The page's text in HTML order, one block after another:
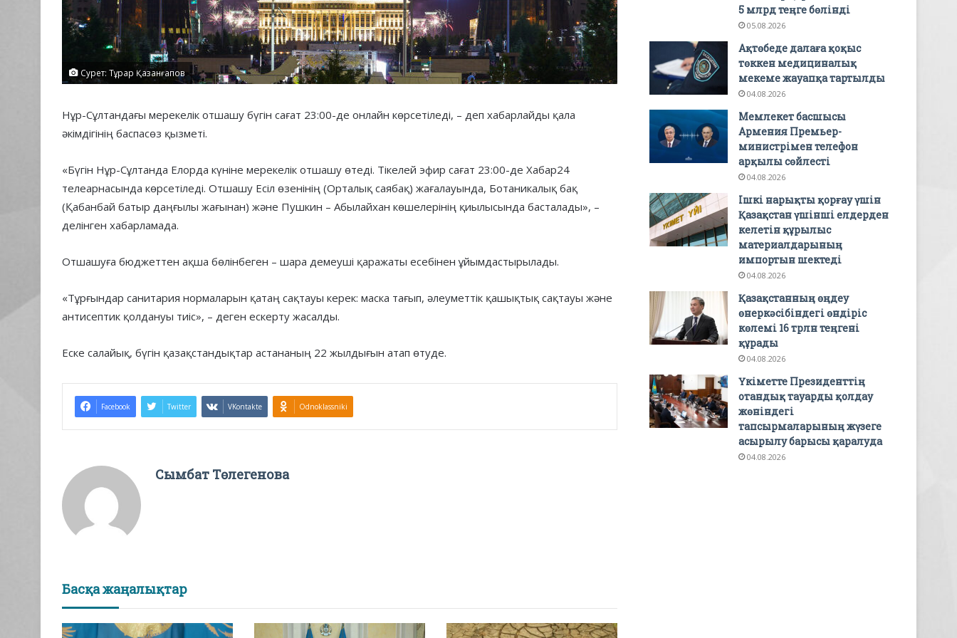
Сурет: Тұрар Қазанғапов
Нұр-Сұлтандағы мерекелік отшашу бүгін сағат 23:00-де онлайн көрсетіледі, – деп хабарлайды қала
әкімдігінің баспасөз қызметі.
«Бүгін Нұр-Сұлтанда Елорда күніне мерекелік отшашу өтеді. Тікелей эфир сағат 23:00-де Хабар24
телеарнасында көрсетіледі. Отшашу Есіл өзенінің (Орталық саябақ) жағалауында, Ботаникалық бақ
(Қабанбай батыр даңғылы жағынан) және Пушкин – Абылайхан көшелерінің қиылысында басталады», –
делінген хабарламада.
Отшашуға бюджеттен ақша бөлінбеген – шара демеуші қаражаты есебінен ұйымдастырылады.
«Тұрғындар санитария нормаларын қатаң сақтауы керек: маска тағып, әлеуметтік қашықтық сақтауы және
антисептик қолдануы тиіс», – деген ескерту жасалды.
Еске салайық, бүгін қазақстандықтар астананың 22 жылдығын атап өтуде.
Facebook Twitter VKontakte Odnoklassniki
Сымбат Төлегенова
Басқа жаңалықтар
5 млрд теңге бөлінді
05.08.2026
Ақтөбеде далаға қоқыс
төккен медициналық
мекеме жауапқа тартылды
04.08.2026
Мемлекет басшысы
Армения Премьер-
министрімен телефон
арқылы сөйлесті
04.08.2026
Ішкі нарықты қорғау үшін
Қазақстан үшінші елдерден
келетін құрылыс
материалдарының
импортын шектеді
04.08.2026
Қазақстанның өңдеу
өнеркәсібіндегі өндіріс
көлемі 16 трлн теңгені
құрады
04.08.2026
Үкіметте Президенттің
отандық тауарды қолдау
жөніндегі
тапсырмаларының жүзеге
асырылу барысы қаралуда
04.08.2026